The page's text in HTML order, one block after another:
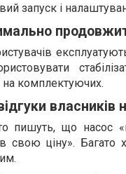
запуск і
комплектуючих.
власників
пишуть, що насос
свою ціну».